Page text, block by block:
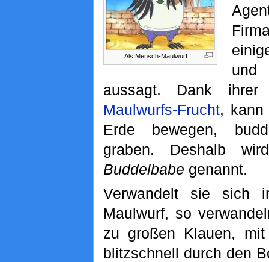
Als Mensch-Maulwurf
aussagt. Dank ihrer
Maulwurfs-Frucht, kann
Erde bewegen,
graben. Deshalb
Buddelbabe genannt.
Verwandelt sie sich
Maulwurf, so
zu großen Klauen,
blitzschnell durch den